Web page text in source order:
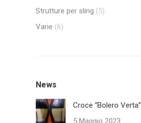
Strutture per sling (5)
Varie (6)
News
Croce “Bolero Verta”
5 Maggio 2023